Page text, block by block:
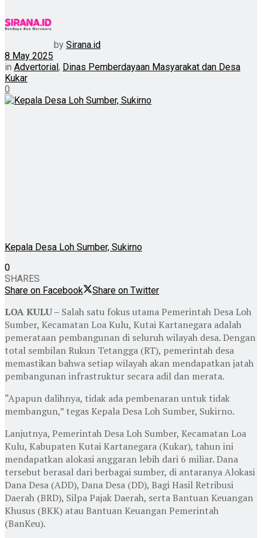
by Sirana.id
8 May 2025
in Advertorial, Dinas Pemberdayaan Masyarakat dan Desa
Kukar
0
Kepala Desa Loh Sumber, Sukirno
0
SHARES
Share on Facebook
Share on Twitter
LOA KULU – Salah satu fokus utama Pemerintah Desa Loh
Sumber, Kecamatan Loa Kulu, Kutai Kartanegara adalah
pemerataan pembangunan di seluruh wilayah desa. Dengan
total sembilan Rukun Tetangga (RT), pemerintah desa
memastikan bahwa setiap wilayah akan mendapatkan jatah
pembangunan infrastruktur secara adil dan merata.
“Apapun dalihnya, tidak ada pembenaran untuk tidak
membangun,” tegas Kepala Desa Loh Sumber, Sukirno.
Lanjutnya, Pemerintah Desa Loh Sumber, Kecamatan Loa
Kulu, Kabupaten Kutai Kartanegara (Kukar), tahun ini
mendapatkan alokasi anggaran lebih dari 6 miliar. Dana
tersebut berasal dari berbagai sumber, di antaranya Alokasi
Dana Desa (ADD), Dana Desa (DD), Bagi Hasil Retribusi
Daerah (BRD), Silpa Pajak Daerah, serta Bantuan Keuangan
Khusus (BKK) atau Bantuan Keuangan Pemerintah
(BanKeu).